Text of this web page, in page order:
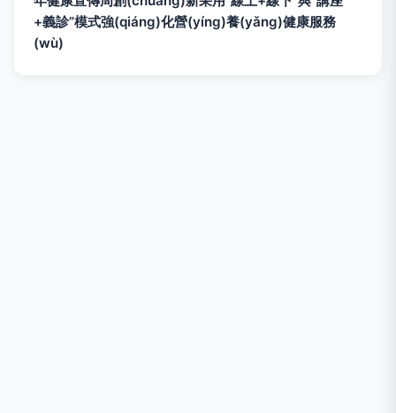
+義診”模式強(qiáng)化營(yíng)養(yǎng)健康服務
(wù)